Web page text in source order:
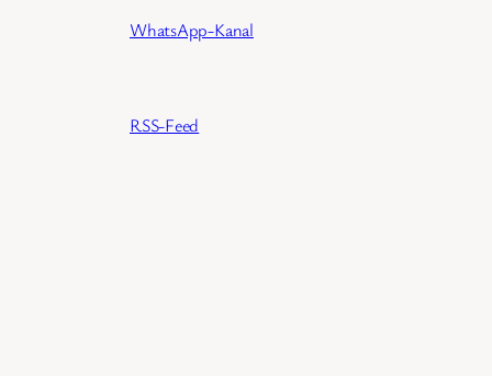
WhatsApp-Kanal
RSS-Feed